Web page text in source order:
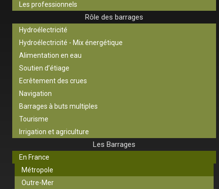
Les professionnels
Rôle des barrages
Hydroélectricité
Hydroélectricité - Mix énergétique
Alimentation en eau
Soutien d’étiage
Ecrêtement des crues
Navigation
Barrages à buts multiples
Tourisme
Irrigation et agriculture
Les Barrages
En France
Métropole
Outre-Mer